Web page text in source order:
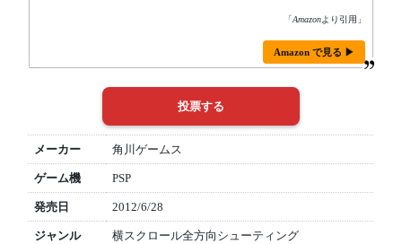
「Amazonより引用」
Amazon で見る ▶
メーカー 角川ゲームス
ゲーム機 PSP
発売日 2012/6/28
ジャンル 横スクロール全方向シューティング